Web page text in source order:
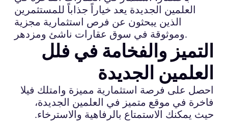
العلمين الجديدة يعد خياراً جذاباً للمستثمرين
الذين يبحثون عن فرص استثمارية مجزية
وموثوقة في سوق عقارات ناشئ ومزدهر.
التميز والفخامة في فلل
العلمين الجديدة
احصل على فرصة استثمارية مميزة وامتلك فيلا
فاخرة في موقع متميز في العلمين الجديدة،
حيث يمكنك الاستمتاع بالرفاهية والاسترخاء.